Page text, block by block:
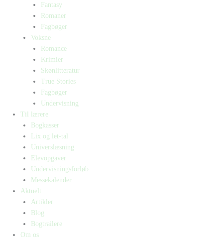
Fantasy
Romaner
Fagbøger
Voksne
Romance
Krimier
Skønlitteratur
True Stories
Fagbøger
Undervisning
Til lærere
Bogkasser
Lix og let-tal
Universlæsning
Elevopgaver
Undervisningsforløb
Messekalender
Aktuelt
Artikler
Blog
Bogtrailere
Om os